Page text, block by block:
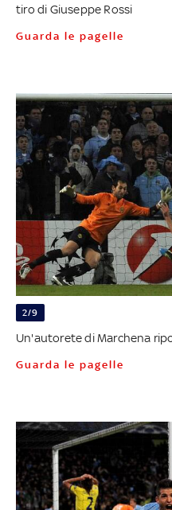
tiro di Giuseppe Rossi
Guarda le pagelle
2/9
Un'autorete di Marchena
Guarda le pagelle